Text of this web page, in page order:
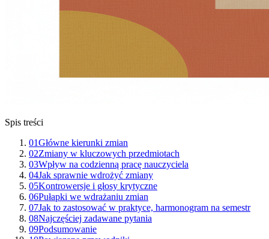
Spis treści
01Główne kierunki zmian
02Zmiany w kluczowych przedmiotach
03Wpływ na codzienną pracę nauczyciela
04Jak sprawnie wdrożyć zmiany
05Kontrowersje i głosy krytyczne
06Pułapki we wdrażaniu zmian
07Jak to zastosować w praktyce, harmonogram na semestr
08Najczęściej zadawane pytania
09Podsumowanie